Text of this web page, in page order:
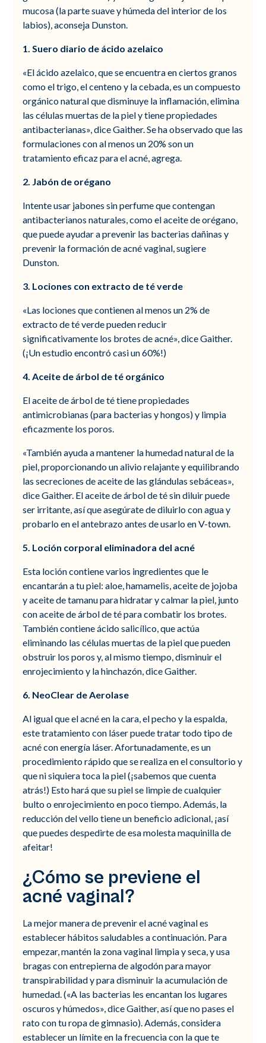
mucosa (la parte suave y húmeda del interior de los
labios), aconseja Dunston.
1. Suero diario de ácido azelaico
«El ácido azelaico, que se encuentra en ciertos granos
como el trigo, el centeno y la cebada, es un compuesto
orgánico natural que disminuye la inflamación, elimina
las células muertas de la piel y tiene propiedades
antibacterianas», dice Gaither. Se ha observado que las
formulaciones con al menos un 20% son un
tratamiento eficaz para el acné, agrega.
2. Jabón de orégano
Intente usar jabones sin perfume que contengan
antibacterianos naturales, como el aceite de orégano,
que puede ayudar a prevenir las bacterias dañinas y
prevenir la formación de acné vaginal, sugiere
Dunston.
3. Lociones con extracto de té verde
«Las lociones que contienen al menos un 2% de
extracto de té verde pueden reducir
significativamente los brotes de acné», dice Gaither.
(¡Un estudio encontró casi un 60%!)
4. Aceite de árbol de té orgánico
El aceite de árbol de té tiene propiedades
antimicrobianas (para bacterias y hongos) y limpia
eficazmente los poros.
«También ayuda a mantener la humedad natural de la
piel, proporcionando un alivio relajante y equilibrando
las secreciones de aceite de las glándulas sebáceas»,
dice Gaither. El aceite de árbol de té sin diluir puede
ser irritante, así que asegúrate de diluirlo con agua y
probarlo en el antebrazo antes de usarlo en V-town.
5. Loción corporal eliminadora del acné
Esta loción contiene varios ingredientes que le
encantarán a tu piel: aloe, hamamelis, aceite de jojoba
y aceite de tamanu para hidratar y calmar la piel, junto
con aceite de árbol de té para combatir los brotes.
También contiene ácido salicílico, que actúa
eliminando las células muertas de la piel que pueden
obstruir los poros y, al mismo tiempo, disminuir el
enrojecimiento y la hinchazón, dice Gaither.
6. NeoClear de Aerolase
Al igual que el acné en la cara, el pecho y la espalda,
este tratamiento con láser puede tratar todo tipo de
acné con energía láser. Afortunadamente, es un
procedimiento rápido que se realiza en el consultorio y
que ni siquiera toca la piel (¡sabemos que cuenta
atrás!) Esto hará que su piel se limpie de cualquier
bulto o enrojecimiento en poco tiempo. Además, la
reducción del vello tiene un beneficio adicional, ¡así
que puedes despedirte de esa molesta maquinilla de
afeitar!
¿Cómo se previene el
acné vaginal?
La mejor manera de prevenir el acné vaginal es
establecer hábitos saludables a continuación. Para
empezar, mantén la zona vaginal limpia y seca, y usa
bragas con entrepierna de algodón para mayor
transpirabilidad y para disminuir la acumulación de
humedad. («A las bacterias les encantan los lugares
oscuros y húmedos», dice Gaither, así que no pases el
rato con tu ropa de gimnasio). Además, considera
establecer un límite en la frecuencia con la que te